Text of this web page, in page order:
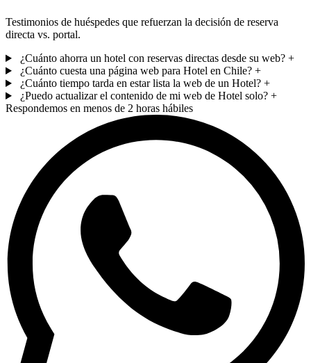
Testimonios de huéspedes que refuerzan la decisión de reserva
directa vs. portal.
¿Cuánto ahorra un hotel con reservas directas desde su web? +
¿Cuánto cuesta una página web para Hotel en Chile? +
¿Cuánto tiempo tarda en estar lista la web de un Hotel? +
¿Puedo actualizar el contenido de mi web de Hotel solo? +
Respondemos en menos de 2 horas hábiles